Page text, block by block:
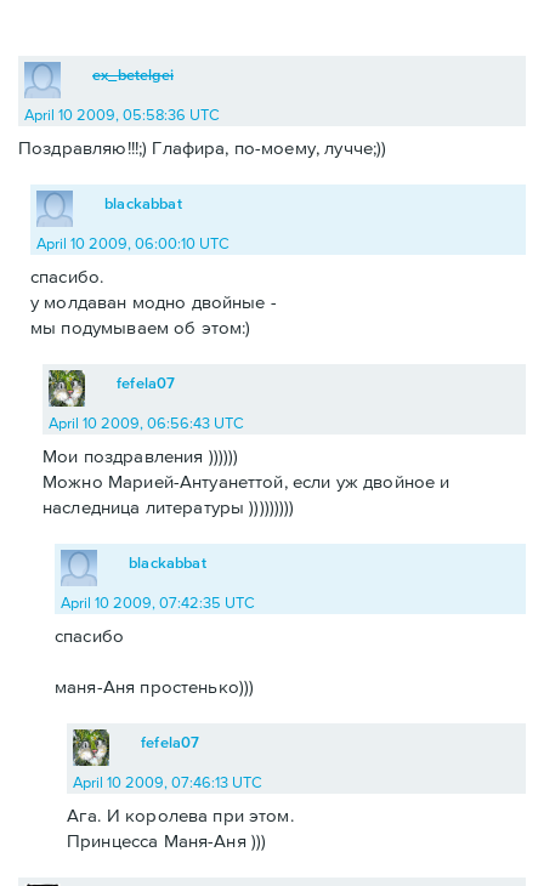
ex_betelgei
April 10 2009, 05:58:36 UTC
Поздравляю!!!;) Глафира, по-моему, лучче;))
blackabbat
April 10 2009, 06:00:10 UTC
спасибо.
у молдаван модно двойные -
мы подумываем об этом:)
fefela07
April 10 2009, 06:56:43 UTC
Мои поздравления ))))))
Можно Марией-Антуанеттой, если уж двойное и
наследница литературы )))))))))
blackabbat
April 10 2009, 07:42:35 UTC
спасибо
маня-Аня простенько)))
fefela07
April 10 2009, 07:46:13 UTC
Ага. И королева при этом.
Принцесса Маня-Аня )))